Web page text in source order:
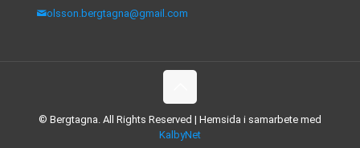
olsson.bergtagna@gmail.com
© Bergtagna. All Rights Reserved | Hemsida i samarbete med
KalbyNet